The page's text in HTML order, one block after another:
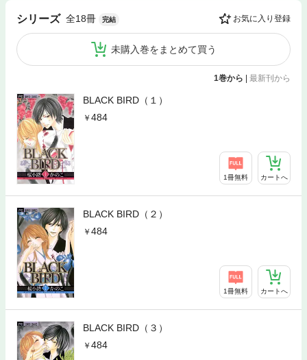
シリーズ 全18冊 完結 お気に入り登録
未購入巻をまとめて買う
1巻から 最新刊から
BLACK BIRD（１）
484
1冊無料 カートへ
BLACK BIRD（２）
484
1冊無料 カートへ
BLACK BIRD（３）
484